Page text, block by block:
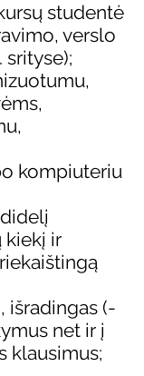
studentė
verslo
srityse);
kompiuteriu
kiekį ir
išradingas (-
net ir į
klausimus;